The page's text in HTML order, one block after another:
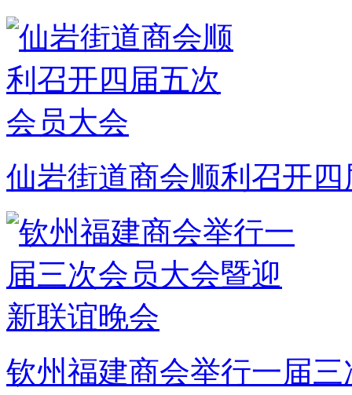
仙岩街道商会顺利召开
钦州福建商会举行一届